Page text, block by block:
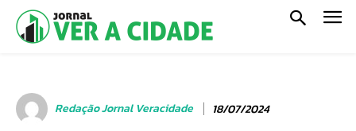
Redação Jornal Veracidade 18/07/2024